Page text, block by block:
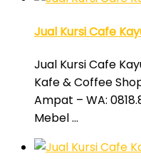
Jual Kursi Cafe
Jual Kursi Cafe
Kafe & Coffee
Ampat – WA:
Mebel …